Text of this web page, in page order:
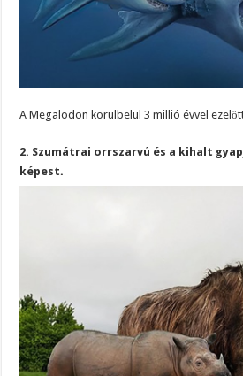
A Megalodon körülbelül 3 millió évvel
2. Szumátrai orrszarvú és a kihalt
képest.